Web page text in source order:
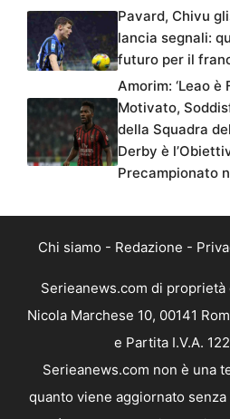
Pavard, Chivu
lancia segnali:
futuro per il
Amorim: ‘Leao è
Motivato,
della Squadra del
Derby è
Precampionato
Chi siamo - Redazione -
Serieanews.com di proprietà
Nicola Marchese 10, 00141
e Partita I.V.A.
Serieanews.com non è una
quanto viene aggiornato